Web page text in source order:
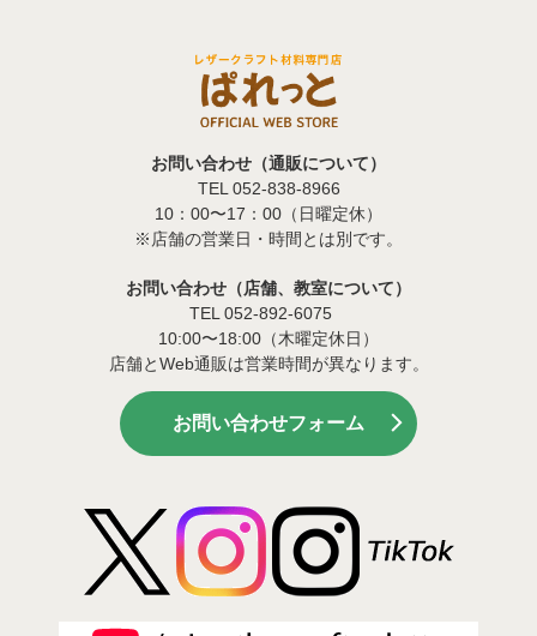
お問い合わせ（通販について）
TEL 052-838-8966
10：00〜17：00（日曜定休）
※店舗の営業日・時間とは別です。
お問い合わせ（店舗、教室について）
TEL 052-892-6075
10:00〜18:00（木曜定休日）
店舗とWeb通販は営業時間が異なります。
お問い合わせフォーム